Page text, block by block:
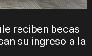
reciben becas
su ingreso a la